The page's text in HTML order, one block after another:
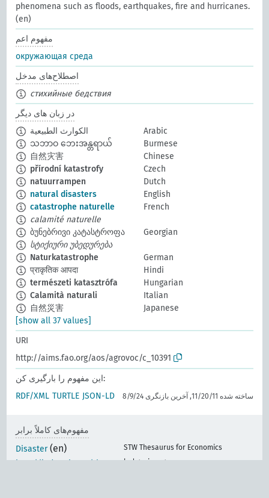
phenomena such as floods, earthquakes, fire and hurricanes.
(en)
مفهوم اعم
окружающая среда
اصطلاح‌های مدخل
стихийные бедствия
در زبان های دیگر
الكوارث الطبيعية
Arabic
သဘာဝ ဘေးအန္တရာယ်
Burmese
自然灾害
Chinese
přírodní katastrofy
Czech
natuurrampen
Dutch
natural disasters
English
catastrophe naturelle
French
calamité naturelle
ბუნებრივი კატასტროფა
Georgian
სტიქიური უბედურება
Naturkatastrophe
German
प्राकृतिक आपदा
Hindi
természeti katasztrófa
Hungarian
Calamità naturali
Italian
自然災害
Japanese
[show all 37 values]
URI
http://aims.fao.org/aos/agrovoc/c_10391
این مفهوم را بارگیری کن:
RDF/XML TURTLE JSON-LD ساخته شده 11/20/11, آخرین بازنگری 8/9/24
مفهوم‌های کاملاً برابر
Disaster (en) STW Thesaurus for Economics
http://lod.gesis.org/thes
lod.gesis.org